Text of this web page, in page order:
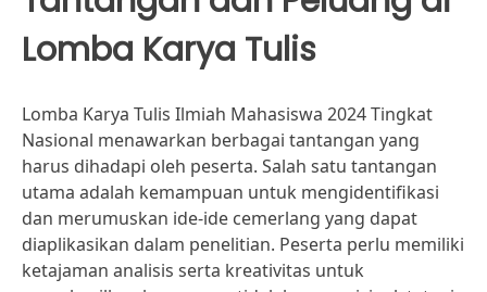
Lomba Karya Tulis
Lomba Karya Tulis Ilmiah Mahasiswa 2024 Tingkat
Nasional menawarkan berbagai tantangan yang
harus dihadapi oleh peserta. Salah satu tantangan
utama adalah kemampuan untuk mengidentifikasi
dan merumuskan ide-ide cemerlang yang dapat
diaplikasikan dalam penelitian. Peserta perlu memiliki
ketajaman analisis serta kreativitas untuk